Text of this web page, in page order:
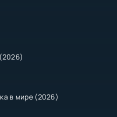
в мире (2026)